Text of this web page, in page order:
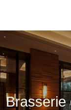
Brasserie